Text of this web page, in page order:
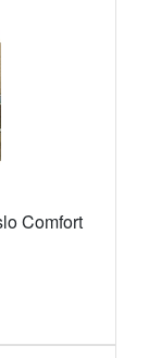
Comfort